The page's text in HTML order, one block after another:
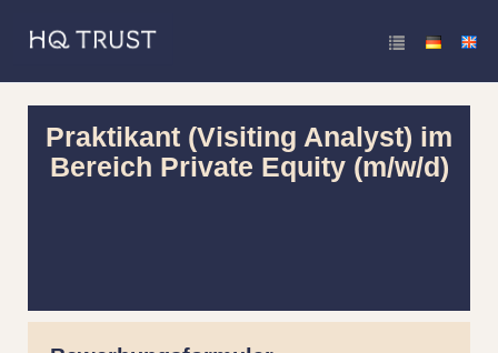
Praktikant (Visiting Analyst) im
Bereich Private Equity (m/w/d)